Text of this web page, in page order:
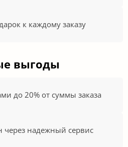
к каждому заказу
выгоды
до 20% от суммы заказа
через надежный сервис